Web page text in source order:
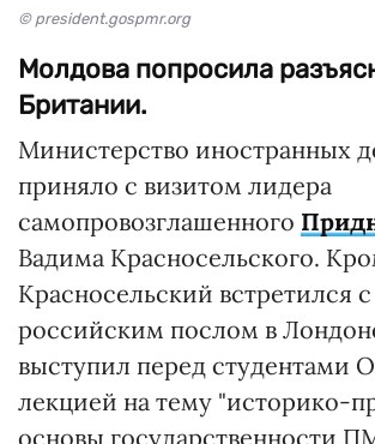
© president.gospmr.org
Молдова попросила
Британии.
Министерство иностранных
приняло с визитом лидера
самопровозглашенного
Вадима Красносельского.
Красносельский встретился с
российским послом в
выступил перед студентами
лекцией на тему "историко-
основы государственности